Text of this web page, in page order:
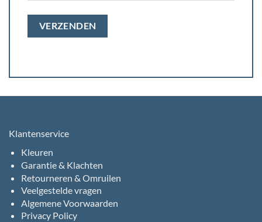
Klantenservice
Kleuren
Garantie & Klachten
Retourneren & Omruilen
Veelgestelde vragen
Algemene Voorwaarden
Privacy Policy